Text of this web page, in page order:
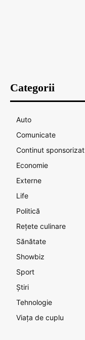
Categorii
Auto
Comunicate
Continut sponsorizat
Economie
Externe
Life
Politică
Rețete culinare
Sănătate
Showbiz
Sport
Știri
Tehnologie
Viața de cuplu